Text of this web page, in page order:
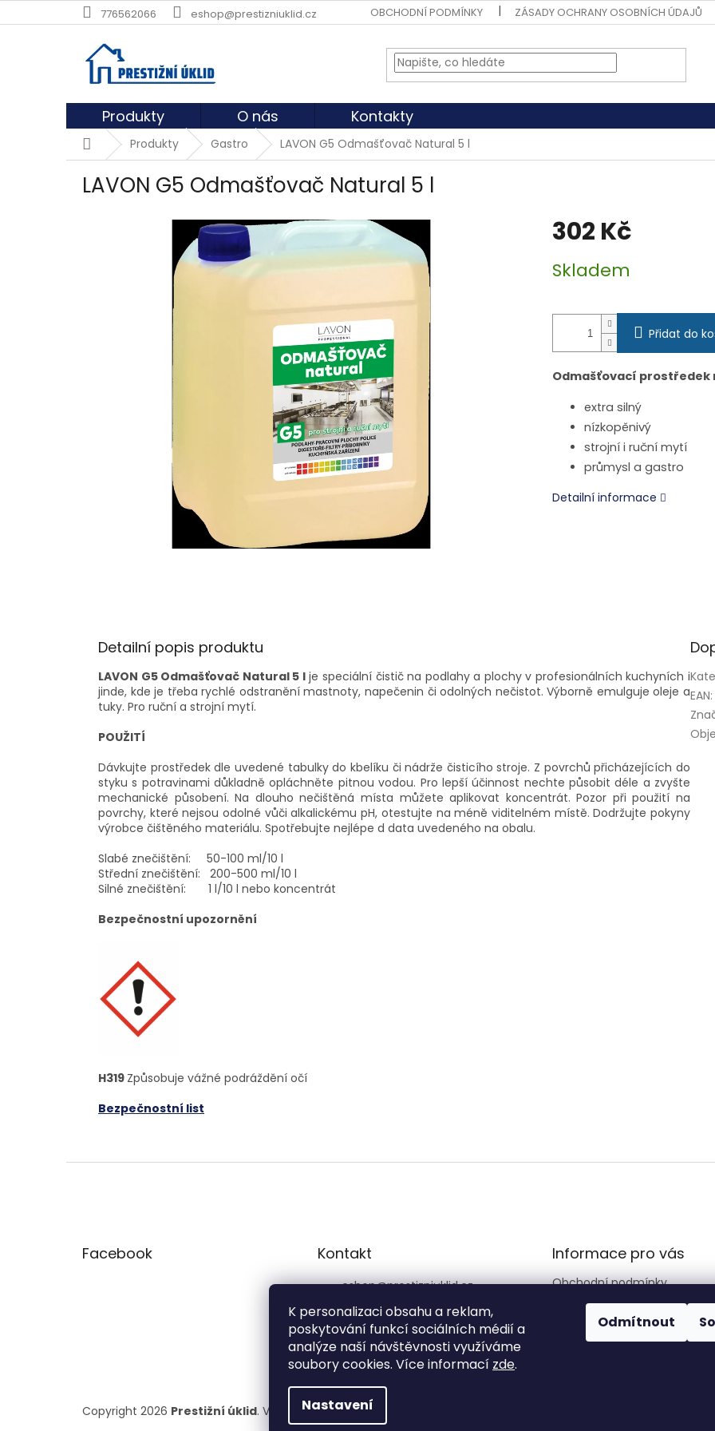
K personalizaci obsahu a reklam,
poskytování funkcí sociálních médií a
analýze naší návštěvnosti využíváme
soubory cookies. Více informací zde.
Nastavení
Odmítnout
na
776562066 eshop@prestizniuklid.cz OBCHODNÍ PODMÍNKY ZÁSADY OCHRANY OSOBNÍCH ÚDAJŮ
Produkty O nás Kontakty
DomůProdukty Gastro LAVON G5 Odmašťovač Natural 5 l
LAVON G5 Odmašťovač Natural 5 l
302 Kč
cena:
Skladem
Přidat do
Odmašťovací prostředek
extra silný
nízkopěnivý
strojní i ruční mytí
průmysl a gastro
Detailní informace
Detailní popis produktu
LAVON G5 Odmašťovač Natural 5 lje speciální čistič na podlahy a plochy v profesionálních kuchyních i
jinde, kde je třeba rychlé odstranění mastnoty, napečenin či odolných nečistot. Výborně emulguje oleje a
tuky. Pro ruční a strojní mytí.
POUŽITÍ
Dávkujte prostředek dle uvedené tabulky do kbelíku či nádrže čisticího stroje. Z povrchů přicházejících do
styku s potravinami důkladně opláchněte pitnou vodou. Pro lepší účinnost nechte působit déle a zvyšte
mechanické působení. Na dlouho nečištěná místa můžete aplikovat koncentrát. Pozor při použití na
povrchy, které nejsou odolné vůči alkalickému pH, otestujte na méně viditelném místě. Dodržujte pokyny
výrobce čištěného materiálu. Spotřebujte nejlépe d data uvedeného na obalu.
Slabé znečištění: 50-100 ml/10 l
Střední znečištění: 200-500 ml/10 l
Silné znečištění: 1 l/10 l nebo koncentrát
Bezpečnostní upozornění
H319 Způsobuje vážné podráždění očí
Bezpečnostní list
EAN:
Facebook Kontakt
eshop@prestizniuklid.cz
776562066
prestizniuklid
Informace pro vás
Obchodní podmínky
Zásady ochrany osobních
Reklamační řád
Copyright 2026 Prestižní úklid. Všechna práva vyhrazena.